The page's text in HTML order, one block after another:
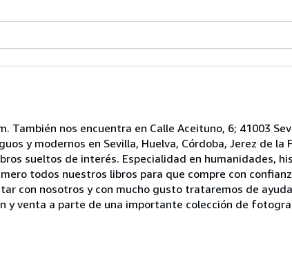
También nos encuentra en Calle Aceituno, 6; 41003
y modernos en Sevilla, Huelva, Córdoba, Jerez de la
sueltos de interés. Especialidad en humanidades,
todos nuestros libros para que compre con
con nosotros y con mucho gusto trataremos de
y venta a parte de una importante colección de